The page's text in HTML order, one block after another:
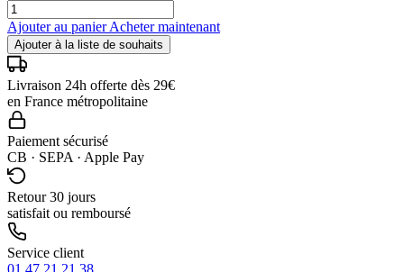
Ajouter au panierAcheter maintenant
Ajouter à la liste de souhaits
Livraison 24h offerte dès 29€
en France métropolitaine
Paiement sécurisé
CB · SEPA · Apple Pay
Retour 30 jours
satisfait ou remboursé
Service client
01 47 21 21 38